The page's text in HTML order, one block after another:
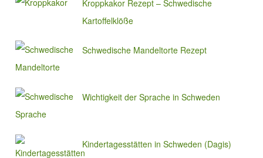
Kroppkakor Rezept – Schwedische
Kartoffelklöße
Schwedische Mandeltorte Rezept
Wichtigkeit der Sprache in Schweden
Kindertagesstätten in Schweden (Dagis)